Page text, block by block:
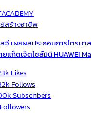
สร้างอาชีพ
จี เผยผลประกอบการไตรมา
ยแก็ดเจ็ตไซส์มินิ HUAWEI
Likes
Follows
Subscribers
Followers